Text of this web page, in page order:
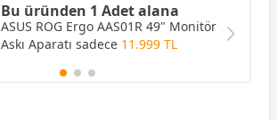
Bu üründen 1 Adet alana
ASUS ROG Ergo AAS01R 49" Monitör
Askı Aparatı sadece 11.999 TL